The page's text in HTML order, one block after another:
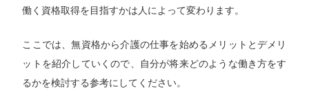
働く資格取得を目指すかは人によって変わります。
ここでは、無資格から介護の仕事を始めるメリットとデメリ
ットを紹介していくので、自分が将来どのような働き方をす
るかを検討する参考にしてください。